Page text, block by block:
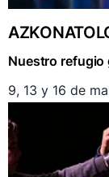
Nuestro refugio
9, 13 y 16 de